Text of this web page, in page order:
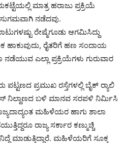
ಮಾತ್ರ ಹರಾಜು ಪ್ರಕ್ರಿಯೆ
ನಡೆದವು.
ರೇಷ್ಮೆಗೂಡು ಆಗಮಿಸಿದ್ದು
ರೈತರಿಗೆ ಹಣ ಸಂದಾಯ
ಎಲ್ಲಾ ಪ್ರಕ್ರಿಯೆಗಳು ಗುರುವಾರ
ಪ್ರಮುಖ ರಸ್ತೆಗಳಲ್ಲಿ ಬೈಕ್ ರ್‍ಯಾಲಿ
ನಿಲ್ದಾಣದ ಬಳಿ ಮಾನವ ಸರಪಳಿ ನಿರ್ಮಿಸಿ
ಮಹಿಳೆಯರ ಹಾಗು ಶಾಲಾ
ರಾಜ್ಯ ಸರ್ಕಾರ ಕಣ್ಮುಚ್ಚಿ
ಮಾಡುತ್ತಿದ್ದಾರೆ. ಮಹಿಳೆಯರಿಗೆ ಸೂಕ್ತ